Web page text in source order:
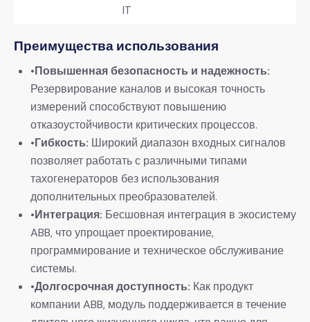
IT
Преимущества использования
•Повышенная безопасность и надежность:
Резервирование каналов и высокая точность
измерений способствуют повышению
отказоустойчивости критических процессов.
•Гибкость: ​ Широкий диапазон входных сигналов
позволяет работать с различными типами
тахогенераторов без использования
дополнительных преобразователей.
•Интеграция: ​ Бесшовная интеграция в экосистему
ABB, что упрощает проектирование,
программирование и техническое обслуживание
системы.
•Долгосрочная доступность: ​ Как продукт
компании ABB, модуль поддерживается в течение